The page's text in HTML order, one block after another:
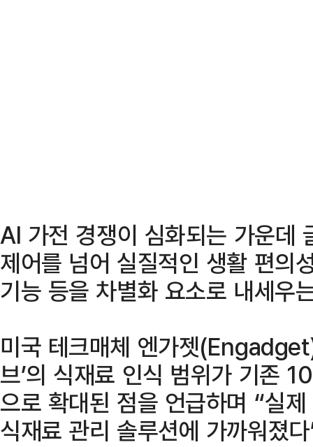
AI 가전 경쟁이 심화되는 가운데
제어를 넘어 실질적인 생활 편의
기능 등을 차별화 요소로 내세우
미국 테크매체 엔가젯
브’의 식재료 인식 범위가 기존
으로 확대된 점을 언급하며 “실
식재료 관리 솔루션에 가까워졌